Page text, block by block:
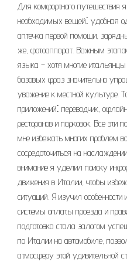
Для комфортного путешествия
необходимых вещей⁚ удобная
аптечка первой помощи,
же, фотоаппарат. Важным
языка – хотя многие итальянцы
базовых фраз значительно
уважение к местной культуре.
приложений⁚ переводчик,
ресторанов и парковок. Все эти
мне избежать многих проблем
сосредоточиться на
внимание я уделил поиску
движения в Италии, чтобы
ситуаций. Я изучил
системы оплаты проезда и
подготовка стала залогом
по Италии на автомобиле,
атмосферу этой удивительной